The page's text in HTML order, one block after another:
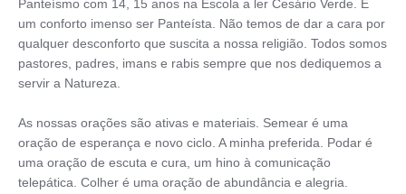
Panteísmo com 14, 15 anos na Escola a ler Cesário Verde. É
um conforto imenso ser Panteísta. Não temos de dar a cara por
qualquer desconforto que suscita a nossa religião. Todos somos
pastores, padres, imans e rabis sempre que nos dediquemos a
servir a Natureza.
As nossas orações são ativas e materiais. Semear é uma
oração de esperança e novo ciclo. A minha preferida. Podar é
uma oração de escuta e cura, um hino à comunicação
telepática. Colher é uma oração de abundância e alegria.